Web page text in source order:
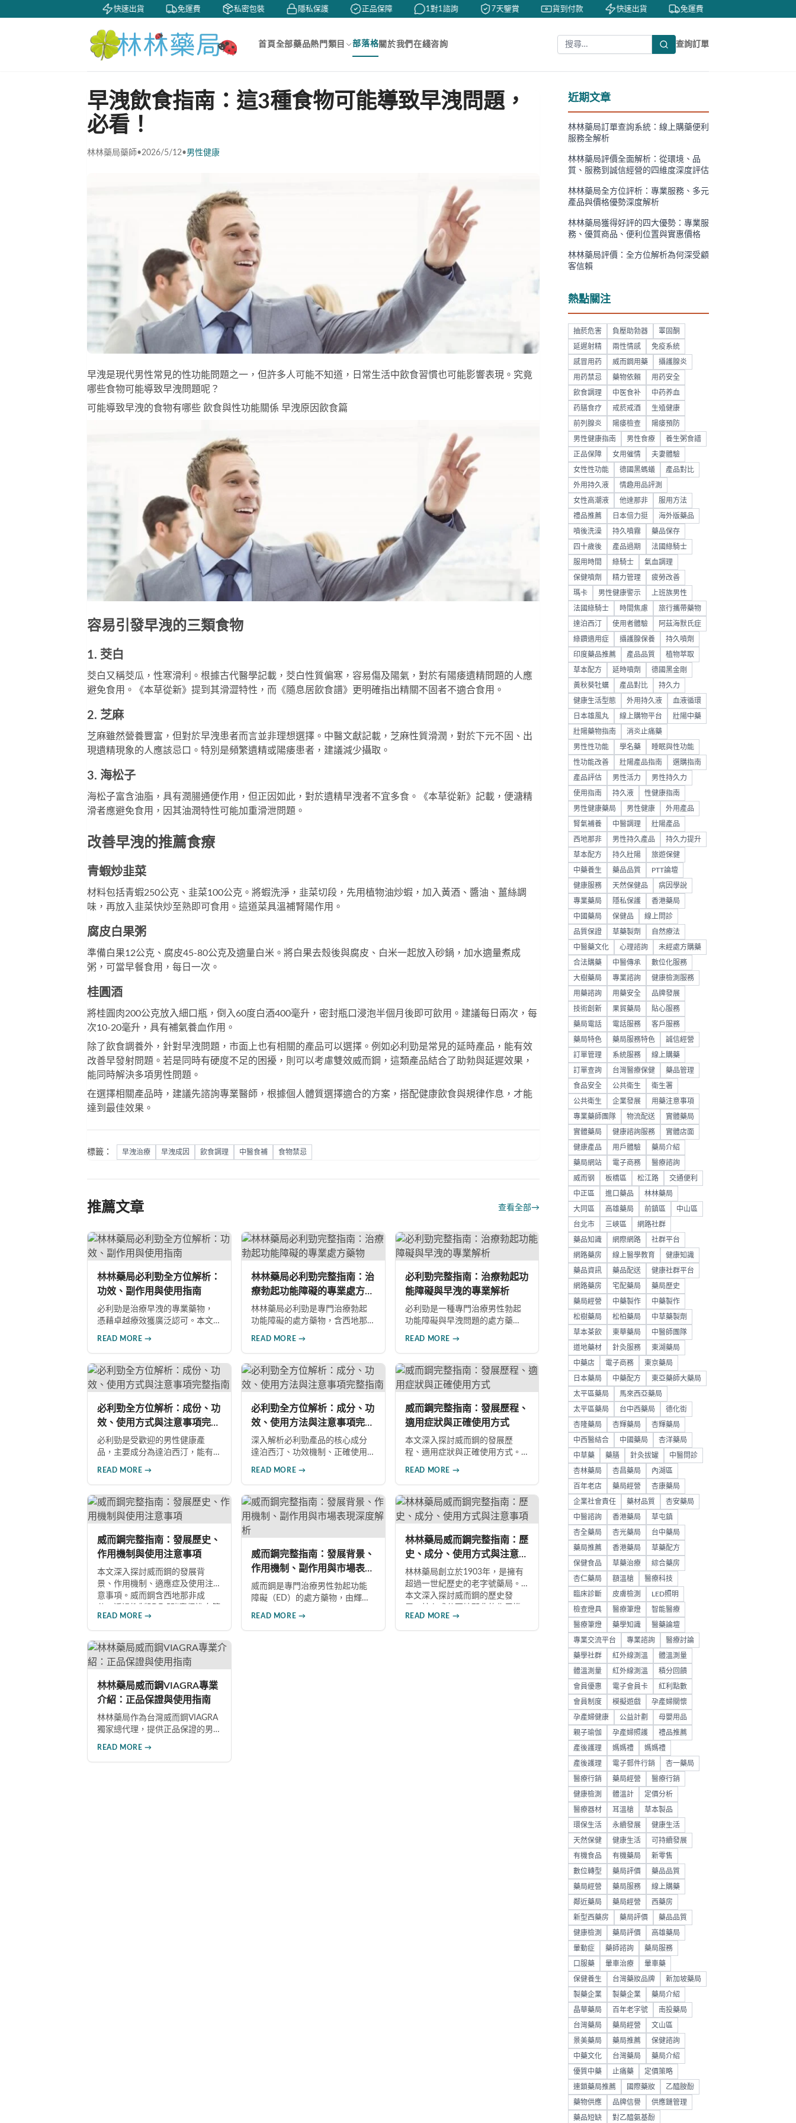
快速出貨 免運費 私密包裝 隱私保護 正品保障 1對1諮詢 7天鑒賞 貨到付款 快速出貨 免運費
首頁全部藥品熱門類目 部落格關於我們在綫咨詢 查詢訂單
早洩飲食指南：這3種食物可能導致早洩問題，
必看！
林林藥局藥師•2026/5/12•男性健康
早洩是現代男性常見的性功能問題之一，但許多人可能不知道，日常生活中飲食習慣也可能影響表現。究竟
哪些食物可能導致早洩問題呢？
可能導致早洩的食物有哪些 飲食與性功能關係 早洩原因飲食篇
容易引發早洩的三類食物
1. 茭白
茭白又稱茭瓜，性寒滑利。根據古代醫學記載，茭白性質偏寒，容易傷及陽氣，對於有陽痿遺精問題的人應
避免食用。《本草從新》提到其滑澀特性，而《隨息居飲食譜》更明確指出精關不固者不適合食用。
2. 芝麻
芝麻雖然營養豐富，但對於早洩患者而言並非理想選擇。中醫文獻記載，芝麻性質滑潤，對於下元不固、出
現遺精現象的人應該忌口。特別是頻繁遺精或陽痿患者，建議減少攝取。
3. 海松子
海松子富含油脂，具有潤腸通便作用，但正因如此，對於遺精早洩者不宜多食。《本草從新》記載，便溏精
滑者應避免食用，因其油潤特性可能加重滑泄問題。
改善早洩的推薦食療
青蝦炒韭菜
材料包括青蝦250公克、韭菜100公克。將蝦洗淨，韭菜切段，先用植物油炒蝦，加入黃酒、醬油、薑絲調
味，再放入韭菜快炒至熟即可食用。這道菜具溫補腎陽作用。
腐皮白果粥
準備白果12公克、腐皮45-80公克及適量白米。將白果去殼後與腐皮、白米一起放入砂鍋，加水適量煮成
粥，可當早餐食用，每日一次。
桂圓酒
將桂圓肉200公克放入細口瓶，倒入60度白酒400毫升，密封瓶口浸泡半個月後即可飲用。建議每日兩次，每
次10-20毫升，具有補氣養血作用。
除了飲食調養外，針對早洩問題，市面上也有相關的產品可以選擇。例如必利勁是常見的延時產品，能有效
改善早發射問題。若是同時有硬度不足的困擾，則可以考慮雙效威而鋼 ，這類產品結合了助勃與延遲效果，
能同時解決多項男性問題。
在選擇相關產品時，建議先諮詢專業醫師，根據個人體質選擇適合的方案，搭配健康飲食與規律作息，才能
達到最佳效果。
標籤： 早洩治療 早洩成因 飲食調理 中醫食補 食物禁忌
推薦文章 查看全部→
林林藥局必利勁全方位解析：
功效、副作用與使用指南
必利勁是治療早洩的專業藥物，
憑藉卓越療效獲廣泛認可。本文
景，助您全面了解產品特性並做
出明智選擇。
READ MORE →
林林藥局必利勁完整指南：治
療勃起功能障礙的專業處方藥
物
林林藥局必利勁是專門治療勃起
功能障礙的處方藥物，含西地那
良反應及市場發展潛力，幫助讀
者全面了解此藥物的快速起效、
長效持續等優勢，以及使用時需
注意的副作用與安全事項。
READ MORE →
必利勁完整指南：治療勃起功
能障礙與早洩的專業解析
必利勁是一種專門治療男性勃起
功能障礙與早洩問題的處方藥
及潛在風險，幫助您建立完整的
認知，了解如何安全使用此藥物
改善性功能問題。
READ MORE →
必利勁全方位解析：成份、功
效、使用方式與注意事項完整
指南
必利勁是受歡迎的男性健康產
品，主要成分為達泊西汀，能有
效、正確使用方式與注意事項，
幫助男性朋友了解如何在醫師指
導下安全使用，提升性生活品質
並重拾自信。
READ MORE →
必利勁全方位解析：成分、功
效、使用方法與注意事項完整
指南
深入解析必利勁產品的核心成分
達泊西汀、功效機制、正確使用
等相關產品，幫助男性了解各類
男性增強產品的特性，在專業指
導下做出明智選擇，有效改善勃
起功能問題。
READ MORE →
威而鋼完整指南：發展歷程、
適用症狀與正確使用方式
本文深入探討威而鋼的發展歷
程、適用症狀與正確使用方式。
物。文章詳細介紹其作用機理、
使用注意事項、可能的副作用，
以及相關研究成果，幫助讀者全
面了解這類藥物並在醫師指導下
做出明智決定。
READ MORE →
威而鋼完整指南：發展歷史、
作用機制與使用注意事項
本文深入探討威而鋼的發展背
景、作用機制、適應症及使用注
意事項。威而鋼含西地那非成
擴張，有效治療男性勃起功能障
礙。使用前應經醫師評估，注意
禁忌症與副作用，確保用藥安
全。
READ MORE →
威而鋼完整指南：發展背景、
作用機制、副作用與市場表現
深度解析
威而鋼是專門治療男性勃起功能
障礙（ED）的處方藥物，由輝瑞
西地那非的作用機制、常見副作
READ MORE →
林林藥局威而鋼完整指南：歷
史、成分、使用方式與注意事
項
林林藥局創立於1903年，是擁有
超過一世紀歷史的老字號藥局。
本文深入探討威而鋼的歷史發
制、正確使用方式（50mg與
100mg規格選擇）、服用注意事
READ MORE →
林林藥局威而鋼VIAGRA專業
介紹：正品保證與使用指南
林林藥局作為台灣威而鋼VIAGRA
獨家總代理，提供正品保證的男
劑量選擇及注意事項，幫助消費
READ MORE →
近期文章
林林藥局訂單查詢系統：線上購藥便利
服務全解析
林林藥局評價全面解析：從環境、品
質、服務到誠信經營的四維度深度評估
林林藥局全方位評析：專業服務、多元
產品與價格優勢深度解析
林林藥局獲得好評的四大優勢：專業服
務、優質商品、便利位置與實惠價格
林林藥局評價：全方位解析為何深受顧
客信賴
熱點關注
抽菸危害 負壓助勃器 睪固酮
延遲射精 兩性情感 免疫系統
感冒用药 威而鋼用藥 攝護腺炎
用药禁忌 藥物依賴 用药安全
飲食調理 中医食补 中药养血
药膳食疗 戒菸戒酒 生殖健康
前列腺炎 陽痿檢查 陽痿預防
男性健康指南 男性食療 養生粥食譜
正品保障 女用催情 夫妻體驗
女性性功能 德國黑螞蟻 產品對比
外用持久液 情趣用品評測
女性高潮液 他達那非 服用方法
禮品推薦 日本倍力挺 海外版藥品
噴後洗澡 持久噴霧 藥品保存
四十歲後 產品過期 法國綠騎士
服用時間 綠騎士 氣血調理
保健噴劑 精力管理 疲勞改善
瑪卡 男性健康警示 上班族男性
法國綠騎士 時間焦慮 旅行攜帶藥物
達泊西汀 使用者體驗 阿茲海默氏症
綠鑽適用症 攝護腺保養 持久噴劑
印度藥品推薦 產品品質 植物萃取
草本配方 延時噴劑 德國黑金剛
黃秋葵牡蠣 產品對比 持久力
健康生活型態 外用持久液 血液循環
日本雄風丸 線上購物平台 壯陽中藥
壯陽藥物指南 消炎止痛藥
男性性功能 學名藥 睡眠與性功能
性功能改善 壯陽產品指南 選購指南
產品評估 男性活力 男性持久力
使用指南 持久液 性健康指南
男性健康藥局 男性健康 外用產品
腎氣補養 中醫調理 壯陽產品
西地那非 男性持久產品 持久力提升
草本配方 持久壯陽 旅遊保健
中藥養生 藥品品質 PTT論壇
健康服務 天然保健品 病因學說
專業藥局 隱私保護 香港藥局
中國藥局 保健品 線上問診
品質保證 草藥製劑 自然療法
中醫藥文化 心理諮詢 未經處方購藥
合法購藥 中醫傳承 數位化服務
大樹藥局 專業諮詢 健康檢測服務
用藥諮詢 用藥安全 品牌發展
技術創新 果貿藥局 貼心服務
藥局電話 電話服務 客戶服務
藥局特色 藥局服務特色 誠信經營
訂單管理 系統服務 線上購藥
訂單查詢 台灣醫療保健 藥品管理
食品安全 公共衛生 衛生署
公共衛生 企業發展 用藥注意事項
專業藥師團隊 物流配送 實體藥局
實體藥局 健康諮詢服務 實體店面
健康產品 用戶體驗 藥局介紹
藥局網站 電子商務 醫療諮詢
威而钢 板橋區 松江路 交通便利
中正區 進口藥品 林林藥局
大同區 高雄藥局 前鎮區 中山區
台北市 三峽區 網路社群
藥品知識 網際網路 社群平台
網路藥房 線上醫學教育 健康知識
藥品資訊 藥品配送 健康社群平台
網路藥房 宅配藥局 藥局歷史
藥局經營 中藥製作 中藥製作
松樹藥局 松柏藥局 中草藥製劑
草本茶飲 東華藥局 中醫師團隊
道地藥材 針灸服務 東湖藥局
中藥店 電子商務 東京藥局
日本藥局 中藥配方 東亞藥師大藥局
太平區藥局 馬來西亞藥局
太平區藥局 台中西藥局 德化街
杏隆藥局 杏輝藥局 杏輝藥局
中西醫結合 中國藥局 杏洋藥局
中草藥 藥膳 針灸拔罐 中醫問診
杏林藥局 杏昌藥局 內湖區
百年老店 藥局經營 杏康藥局
企業社會責任 藥材品質 杏安藥局
中醫諮詢 香港藥局 草屯鎮
杏全藥局 杏光藥局 台中藥局
藥局推薦 香港藥局 草藥配方
保健食品 草藥治療 綜合藥房
杏仁藥局 額溫槍 醫療科技
臨床診斷 皮膚檢測 LED照明
檢查燈具 醫療筆燈 智能醫療
醫療筆燈 藥學知識 醫藥論壇
專業交流平台 專業諮詢 醫療討論
藥學社群 紅外線測溫 體溫測量
體溫測量 紅外線測溫 積分回饋
會員優惠 電子會員卡 紅利點數
會員制度 模擬遊戲 孕產婦關懷
孕產婦健康 公益計劃 母嬰用品
親子瑜伽 孕產婦照護 禮品推薦
產後護理 媽媽禮 媽媽禮
產後護理 電子郵件行銷 杏一藥局
醫療行銷 藥局經營 醫療行銷
健康檢測 體溫計 定價分析
醫療器材 耳溫槍 草本製品
環保生活 永續發展 健康生活
天然保健 健康生活 可持續發展
有機食品 有機藥局 新零售
數位轉型 藥局評價 藥品品質
藥局經營 藥局服務 線上購藥
鄰近藥局 藥局經營 西藥房
新型西藥房 藥局評價 藥品品質
健康檢測 藥局評價 高雄藥局
暈動症 藥師諮詢 藥局服務
口服藥 暈車治療 暈車藥
保健養生 台灣藥妝品牌 新加坡藥局
製藥企業 製藥企業 藥局介紹
晶華藥局 百年老字號 南投藥局
台灣藥局 藥局經營 文山區
景美藥局 藥局推薦 保健諮詢
中藥文化 台灣藥局 藥局介紹
優質中藥 止痛藥 定價策略
連鎖藥局推薦 國際藥妝 乙醯胺酚
藥物供應 品牌信譽 供應鏈管理
藥品短缺 對乙醯氨基酚